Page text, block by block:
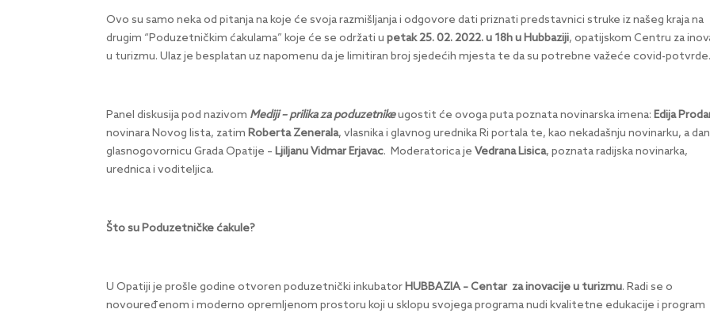
Ovo su samo neka od pitanja na koje će svoja razmišljanja i odgovore dati priznati predstavnici struke iz našeg kraja na
drugim “Poduzetničkim ćakulama” koje će se održati upetak 25. 02. 2022. u 18h u Hubbaziji, opatijskom Centru za
u turizmu. Ulaz je besplatan uz napomenu da je limitiran broj sjedećih mjesta te da su potrebne važeće covid-
Panel diskusija pod nazivom Mediji – prilika za poduzetnikeugostit će ovoga puta poznata novinarska imena:Edija
novinara Novog lista, zatimRoberta Zenerala, vlasnika i glavnog urednika Ri portala te, kao nekadašnju novinarku, a
glasnogovornicu Grada Opatije –Ljiljanu Vidmar Erjavac. Moderatorica jeVedrana Lisica, poznata radijska novinarka,
urednica i voditeljica.
Što su Poduzetničke ćakule?
U Opatiji je prošle godine otvoren poduzetnički inkubatorHUBBAZIA – Centar za inovacije u turizmu. Radi se o
novouređenom i moderno opremljenom prostoru koji u sklopu svojega programa nudi kvalitetne edukacije i program